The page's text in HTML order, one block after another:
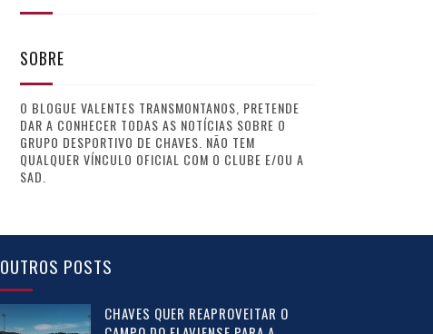
SOBRE
O BLOGUE VALENTES TRANSMONTANOS, PRETENDE
DAR A CONHECER TODAS AS NOTÍCIAS SOBRE O
GRUPO DESPORTIVO DE CHAVES. NÃO TEM
QUALQUER VÍNCULO OFICIAL COM O CLUBE E/OU A
SAD.
OUTROS POSTS
CHAVES QUER REAPROVEITAR O